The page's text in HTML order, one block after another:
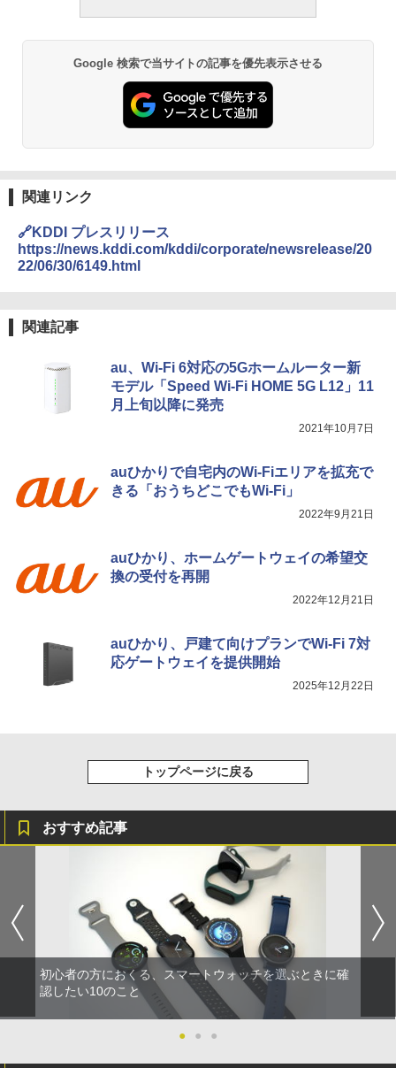
Google 検索で当サイトの記事を優先表示させる
関連リンク
🔗KDDI プレスリリース
https://news.kddi.com/kddi/corporate/newsrelease/20
22/06/30/6149.html
関連記事
au、Wi-Fi 6対応の5Gホームルーター新
モデル「Speed Wi-Fi HOME 5G L12」11
月上旬以降に発売
2021年10月7日
auひかりで自宅内のWi-Fiエリアを拡充で
きる「おうちどこでもWi-Fi」
2022年9月21日
auひかり、ホームゲートウェイの希望交
換の受付を再開
2022年12月21日
auひかり、戸建て向けプランでWi-Fi 7対
応ゲートウェイを提供開始
2025年12月22日
トップページに戻る
おすすめ記事
初心者の方におくる、スマートウォッチを選ぶときに確
認したい10のこと
● ● ●